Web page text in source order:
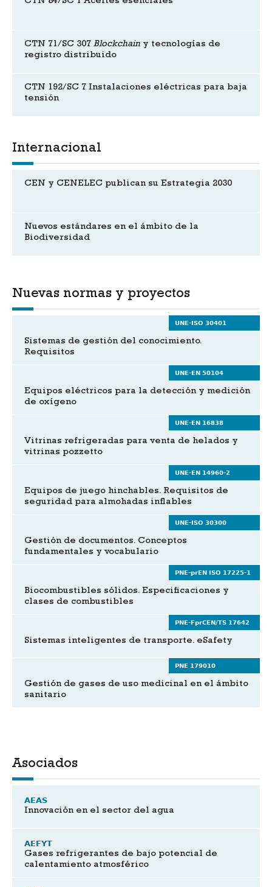
CTN 71/SC 307 Blockchain y tecnologías de
registro distribuido
CTN 192/SC 7 Instalaciones eléctricas para baja
tensión
Internacional
CEN y CENELEC publican su Estrategia 2030
Nuevos estándares en el ámbito de la
Biodiversidad
Nuevas normas y proyectos
UNE-ISO 30401
Sistemas de gestión del conocimiento.
Requisitos
UNE-EN 50104
Equipos eléctricos para la detección y medición
de oxígeno
UNE-EN 16838
Vitrinas refrigeradas para venta de helados y
vitrinas pozzetto
UNE-EN 14960-2
Equipos de juego hinchables. Requisitos de
seguridad para almohadas inflables
UNE-ISO 30300
Gestión de documentos. Conceptos
fundamentales y vocabulario
PNE-prEN ISO 17225-1
Biocombustibles sólidos. Especificaciones y
clases de combustibles
PNE-FprCEN/TS 17642
Sistemas inteligentes de transporte. eSafety
PNE 179010
Gestión de gases de uso medicinal en el ámbito
sanitario
Asociados
AEAS
Innovación en el sector del agua
AEFYT
Gases refrigerantes de bajo potencial de
calentamiento atmosférico